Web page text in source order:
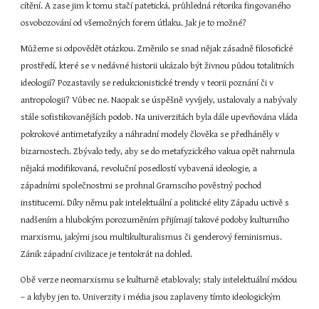
cítění. A zase jim k tomu stačí patetická, průhledná rétorika fingovaného
osvobozování od všemožných forem útlaku. Jak je to možné?
Můžeme si odpovědět otázkou. Změnilo se snad nějak zásadně filosofické
prostředí, které se v nedávné historii ukázalo být živnou půdou totalitních
ideologií? Pozastavily se redukcionistické trendy v teorii poznání či v
antropologii? Vůbec ne. Naopak se úspěšně vyvíjely, ustalovaly a nabývaly
stále sofistikovanějších podob. Na univerzitách byla dále upevňována vláda
pokrokové antimetafyziky a náhradní modely člověka se předháněly v
bizarnostech. Zbývalo tedy, aby se do metafyzického vakua opět nahrnula
nějaká modifikovaná, revoluční posedlostí vybavená ideologie, a
západními společnostmi se prohnal Gramsciho pověstný pochod
institucemi. Díky němu pak intelektuální a politické elity Západu uctivě s
nadšením a hlubokým porozuměním přijímají takové podoby kulturního
marxismu, jakými jsou multikulturalismus či genderový feminismus.
Zánik západní civilizace je tentokrát na dohled.
Obě verze neomarxismu se kulturně etablovaly; staly intelektuální módou
– a kdyby jen to. Univerzity i média jsou zaplaveny tímto ideologickým